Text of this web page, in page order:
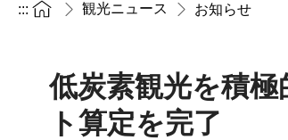
::: 観光ニュース お知らせ
低炭素観光を積
ト算定を完了